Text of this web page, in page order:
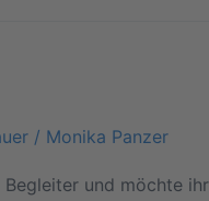
/ Monika Panzer
und möchte